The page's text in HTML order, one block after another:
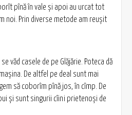
pînă în vale și apoi au urcat tot
noi. Prin diverse metode am reușit
văd casele de pe Glăjărie. Poteca dă
De altfel pe deal sunt mai
să coborîm pînă jos, în cîmp. De
și sunt singurii cîini prietenoși de